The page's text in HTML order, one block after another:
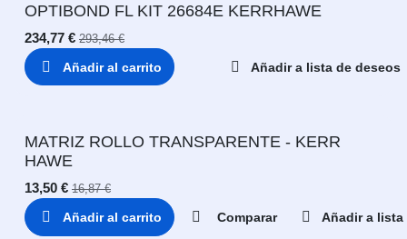
OPTIBOND FL KIT 26684E KERRHAWE
234,77 € 293,46€
Añadir al carrito Añadir a lista de deseos
MATRIZ ROLLO TRANSPARENTE - KERR
HAWE
13,50 € 16,87€
Añadir al carrito Comparar Añadir a lista